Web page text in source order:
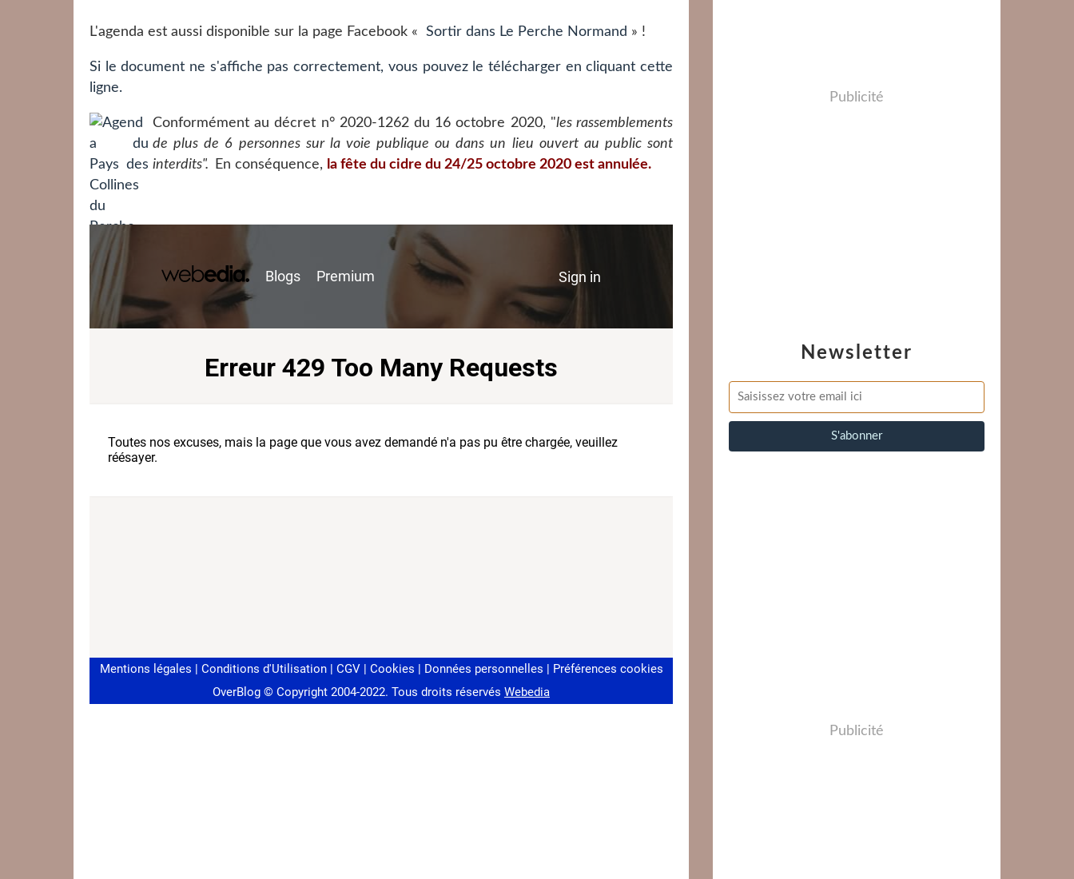
L'agenda est aussi disponible sur la page Facebook « Sortir dans Le Perche Normand » !
Si le document ne s'affiche pas correctement, vous pouvez le télécharger en cliquant cette
ligne.
Conformément au décret n° 2020-1262 du 16 octobre 2020, "les rassemblements
de plus de 6 personnes sur la voie publique ou dans un lieu ouvert au public sont
interdits".
En conséquence, la fête du cidre du 24/25 octobre 2020 est annulée.
Newsletter
Publicité
Publicité